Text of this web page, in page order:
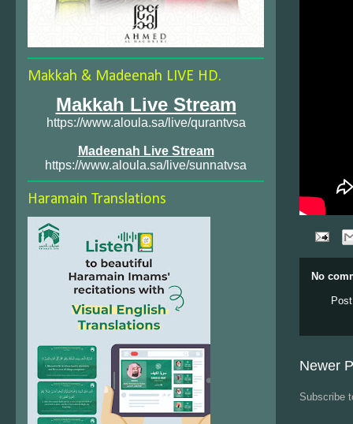
No
Newer
Subscribe
Makkah & Madeenah LIVE HD.
Makkah Live Stream
https://www.aloula.sa/live/qurantvsa
Madeenah Live Stream
https://www.aloula.sa/live/sunnatvsa
Haramain Translations